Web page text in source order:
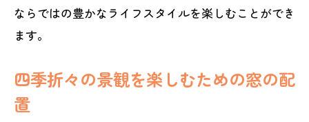
ならではの豊かなライフスタイルを楽しむことができ
ます。
四季折々の景観を楽しむための窓の配
置